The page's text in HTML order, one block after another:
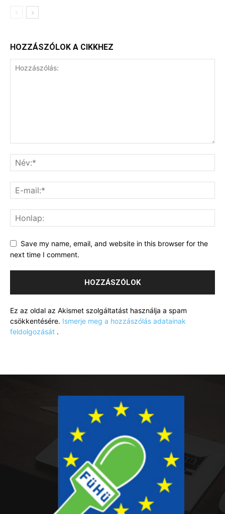
HOZZÁSZÓLOK A CIKKHEZ
Save my name, email, and website in this browser for the
next time I comment.
Ez az oldal az Akismet szolgáltatást használja a spam
csökkentésére. Ismerje meg a hozzászólás adatainak
feldolgozását .